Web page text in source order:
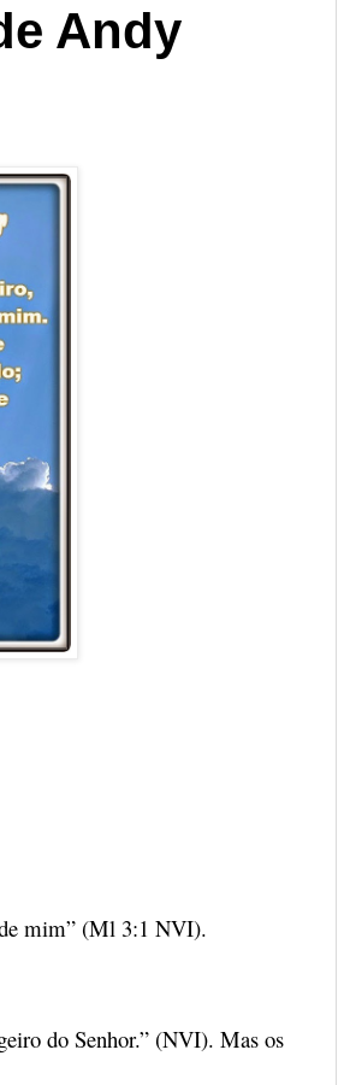
Andy
de mim” (Ml 3:1 NVI).
do Senhor.” (NVI). Mas os